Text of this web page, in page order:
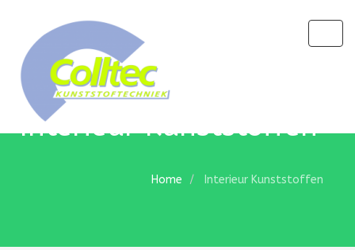
Interieur Kunststoffen
Home Interieur Kunststoffen